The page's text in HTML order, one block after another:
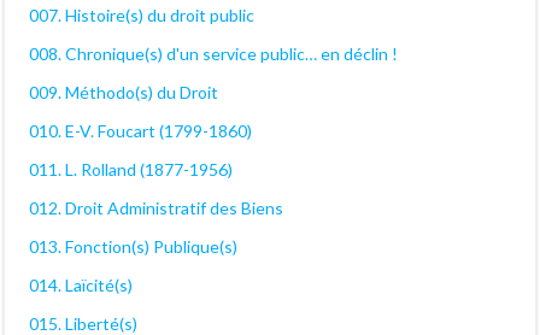
007. Histoire(s) du droit public
008. Chronique(s) d'un service public… en déclin !
009. Méthodo(s) du Droit
010. E-V. Foucart (1799-1860)
011. L. Rolland (1877-1956)
012. Droit Administratif des Biens
013. Fonction(s) Publique(s)
014. Laïcité(s)
015. Liberté(s)